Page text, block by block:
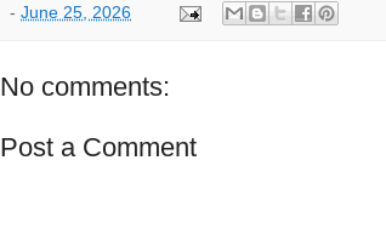
- June 25, 2026
No comments:
Post a Comment